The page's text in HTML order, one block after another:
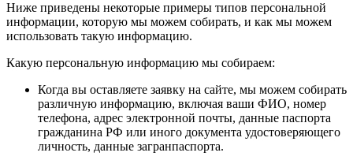
Ниже приведены некоторые примеры типов персональной
информации, которую мы можем собирать, и как мы можем
использовать такую информацию.
Какую персональную информацию мы собираем:
Когда вы оставляете заявку на сайте, мы можем собирать
различную информацию, включая ваши ФИО, номер
телефона, адрес электронной почты, данные паспорта
гражданина РФ или иного документа удостоверяющего
личность, данные загранпаспорта.